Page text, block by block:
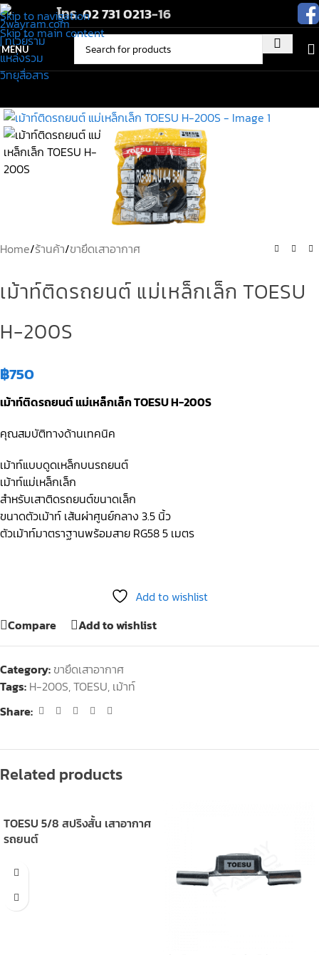
Skip to navigation
Skip to main content
โทร.02 731 0213-16
MENU
Home/ร้านค้า/ขายึดเสาอากาศ
เม้าท์ติดรถยนต์ แม่เหล็กเล็ก TOESU
H-200S
฿750
เม้าท์ติดรถยนต์ แม่เหล็กเล็ก TOESU H-200S
คุณสมบัติทางด้านเทคนิค
เม้าท์แบบดูดเหล็กบนรถยนต์
เม้าท์แม่เหล็กเล็ก
สำหรับเสาติดรถยนต์ขนาดเล็ก
ขนาดตัวเม้าท์ เส้นผ่าศูนย์กลาง 3.5 นิ้ว
ตัวเม้าท์มาตราฐานพร้อมสาย RG58 5 เมตร
Add to wishlist
Compare
Add to wishlist
Category: ขายึดเสาอากาศ
Tags: H-200S,TOESU, เม้าท์
Share:
Related products
TOESU 5/8 สปริงสั้น เสาอากาศ
รถยนต์